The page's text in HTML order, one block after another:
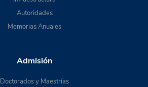
Autoridades
Memorias Anuales
Admisión
Doctorados y Maestrías